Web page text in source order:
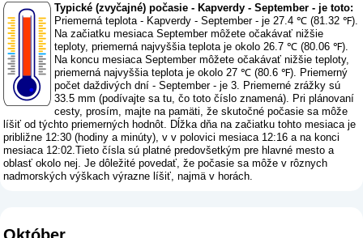
Typické (zvyčajné) počasie - Kapverdy - September - je toto:
Priemerná teplota - Kapverdy - September - je 27.4 ℃ (81.32 ℉).
Na začiatku mesiaca September môžete očakávať nižšie
teploty, priemerná najvyššia teplota je okolo 26.7 ℃ (80.06 ℉).
Na koncu mesiaca September môžete očakávať nižšie teploty,
priemerná najvyššia teplota je okolo 27 ℃ (80.6 ℉). Priemerný
počet daždivých dní - September - je 3. Priemerné zrážky sú
33.5 mm (podívajte sa tu, čo toto číslo znamená). Pri plánovaní
cesty, prosím, majte na pamäti, že skutočné počasie sa môže
líšiť od týchto priemerných hodnôt. Dĺžka dňa na začiatku tohto mesiaca je
približne 12:30 (hodiny a minúty), v v polovici mesiaca 12:16 a na konci
mesiaca 12:02.Tieto čísla sú platné predovšetkým pre hlavné mesto a
oblasť okolo nej. Je dôležité povedať, že počasie sa môže v rôznych
nadmorských výškach výrazne líšiť, najmä v horách.